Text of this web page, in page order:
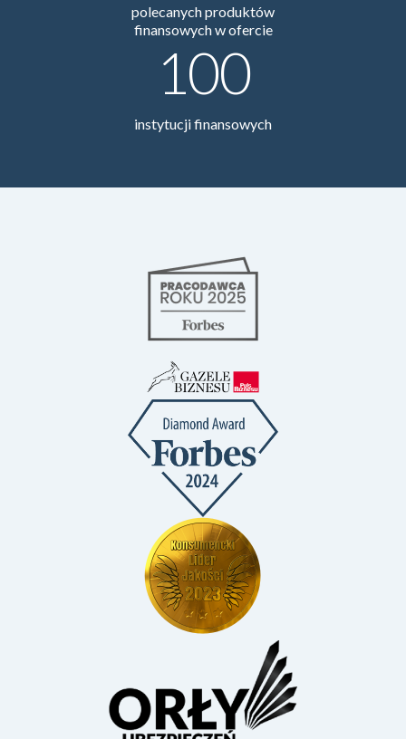
biur w całej Polsce
900
finansowych w ofercie